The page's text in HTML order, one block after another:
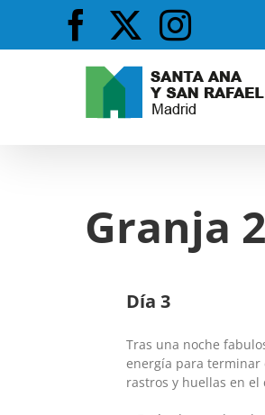
contenido
Facebook
X
Granja
Día 3
Tras una noche
energía para terminar
rastros y huellas en el